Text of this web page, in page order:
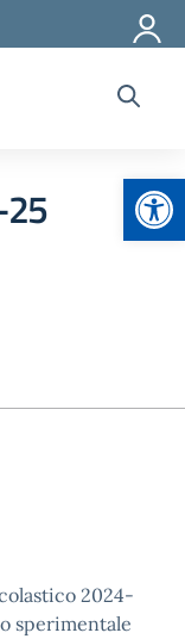
2024-
sperimentale